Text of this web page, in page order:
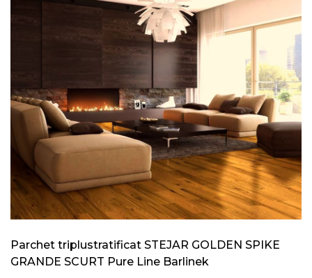
Parchet triplustratificat STEJAR GOLDEN SPIKE
GRANDE SCURT Pure Line Barlinek